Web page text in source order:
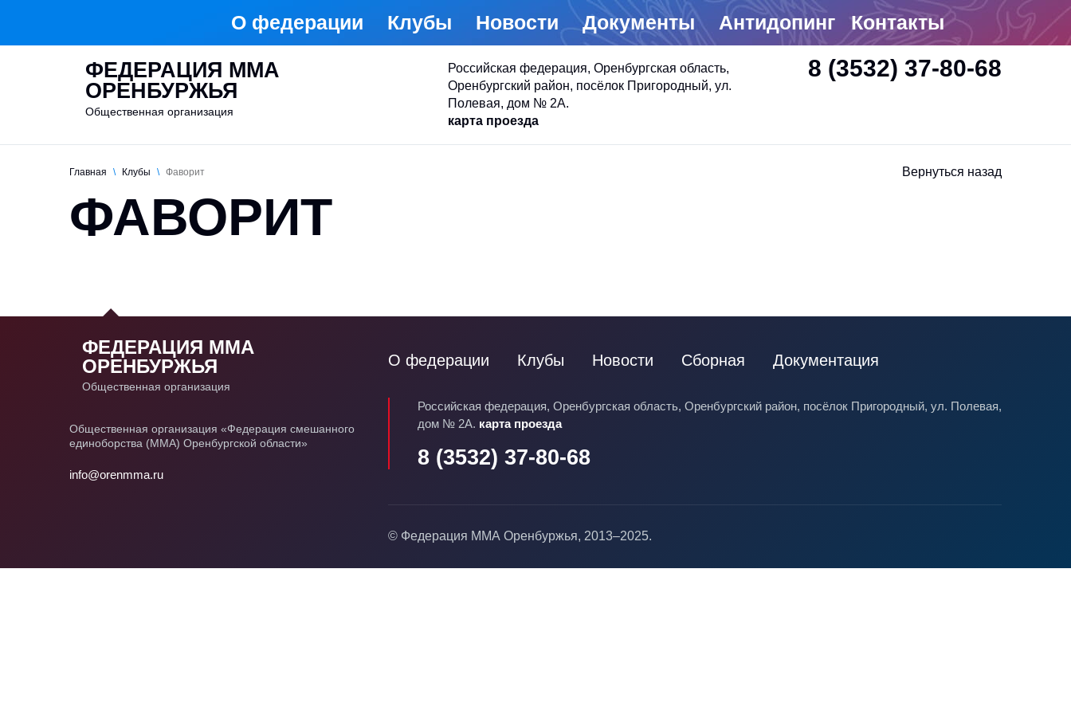
О федерации Клубы Новости Документы Антидопинг Контакты
ФЕДЕРАЦИЯ ММА
ОРЕНБУРЖЬЯ
Общественная организация
Российская федерация, Оренбургская область,
Оренбургский район, посёлок Пригородный, ул.
Полевая, дом № 2А.
карта проезда
8 (3532) 37-80-68
Главная \ Клубы \ Фаворит Вернуться назад
ФАВОРИТ
ФЕДЕРАЦИЯ ММА
ОРЕНБУРЖЬЯ
Общественная организация
Общественная организация «Федерация смешанного
единоборства (ММА) Оренбургской области»
info@orenmma.ru
О федерации Клубы Новости Сборная Документация
Российская федерация, Оренбургская область, Оренбургский район, посёлок Пригородный, ул. Полевая,
дом № 2А. карта проезда
8 (3532) 37-80-68
© Федерация ММА Оренбуржья, 2013–2025.